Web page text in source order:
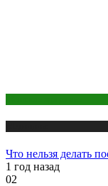
Что нельзя делать
1 год назад
02